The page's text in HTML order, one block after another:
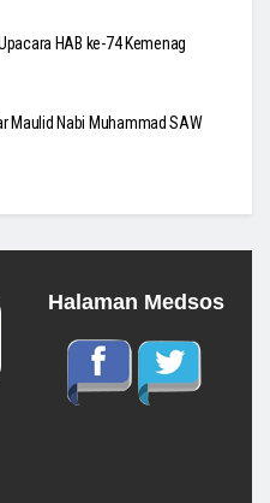
HAB ke-74 Kemenag
Maulid Nabi Muhammad SAW
Halaman Medsos